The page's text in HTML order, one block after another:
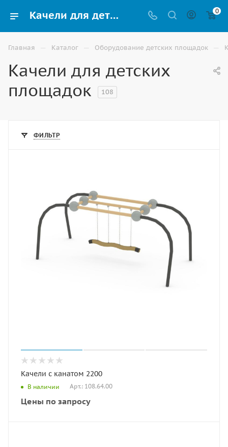
Качели для детских площадок купить в Владикавказе для многоквартирных домов 0
Главная — Каталог — Оборудование детских площадок —
Качели для детских
площадок
108
ФИЛЬТР
Качели с канатом 2200
В наличии Арт.: 108.64.00
Цены по запросу